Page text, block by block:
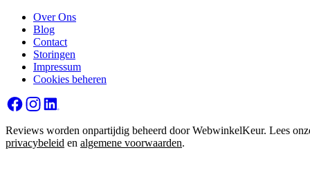
Over Ons
Blog
Contact
Storingen
Impressum
Cookies beheren
Reviews worden onpartijdig beheerd door WebwinkelKeur. Lees
privacybeleid en algemene voorwaarden.